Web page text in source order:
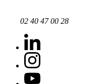
02 40 47 00 28